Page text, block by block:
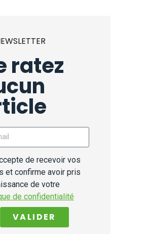
ratez
de recevoir vos
et confirme avoir pris
de votre
de confidentialité
VALIDER